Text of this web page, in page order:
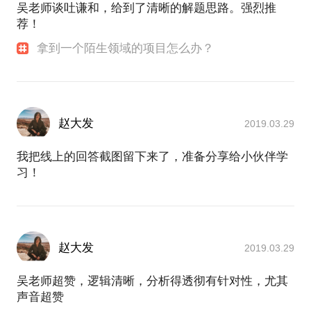
吴老师谈吐谦和，给到了清晰的解题思路。强烈推
荐！
拿到一个陌生领域的项目怎么办？
赵大发 2019.03.29
我把线上的回答截图留下来了，准备分享给小伙伴学
习！
赵大发 2019.03.29
吴老师超赞，逻辑清晰，分析得透彻有针对性，尤其
声音超赞